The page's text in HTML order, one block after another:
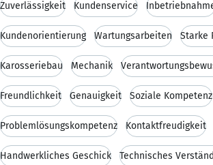
Zuverlässigkeit Kundenservice
Kundenorientierung Wartungsarbeiten Starke
Karosseriebau Mechanik
Freundlichkeit Genauigkeit Soziale Kompetenz
Problemlösungskompetenz Kontaktfreudigkeit
Handwerkliches Geschick Technisches